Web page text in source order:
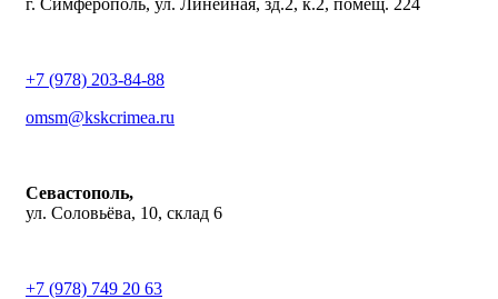
+7 (978) 203-84-88
omsm@kskcrimea.ru
Севастополь,
ул. Соловьёва, 10, склад 6
+7 (978) 749 20 63